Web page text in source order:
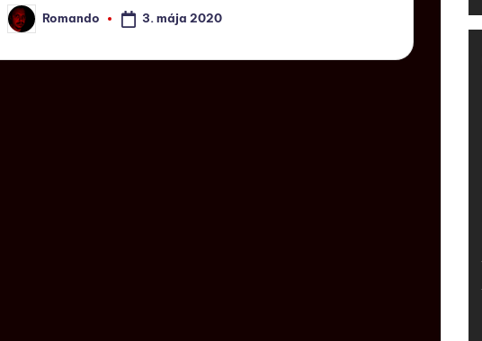
Romando 3. mája 2020